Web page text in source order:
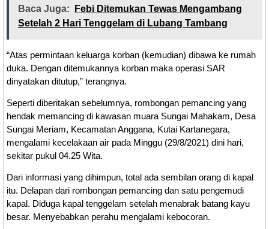
Baca Juga:
Febi Ditemukan Tewas Mengambang
Setelah 2 Hari Tenggelam di Lubang Tambang
“Atas permintaan keluarga korban (kemudian) dibawa ke rumah
duka. Dengan ditemukannya korban maka operasi SAR
dinyatakan ditutup,” terangnya.
Seperti diberitakan sebelumnya, rombongan pemancing yang
hendak memancing di kawasan muara Sungai Mahakam, Desa
Sungai Meriam, Kecamatan Anggana, Kutai Kartanegara,
mengalami kecelakaan air pada Minggu (29/8/2021) dini hari,
sekitar pukul 04.25 Wita.
Dari informasi yang dihimpun, total ada sembilan orang di kapal
itu. Delapan dari rombongan pemancing dan satu pengemudi
kapal. Diduga kapal tenggelam setelah menabrak batang kayu
besar. Menyebabkan perahu mengalami kebocoran.